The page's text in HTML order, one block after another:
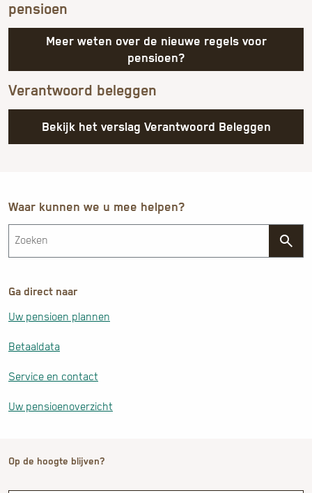
pensioen
Meer weten over de nieuwe regels voor
pensioen?
Verantwoord beleggen
Bekijk het verslag Verantwoord Beleggen
Waar kunnen we u mee helpen?
Ga direct naar
Uw pensioen plannen
Betaaldata
Service en contact
Uw pensioenoverzicht
Op de hoogte blijven?